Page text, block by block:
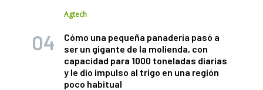
Agtech
Cómo una pequeña panadería pasó a
ser un gigante de la molienda, con
capacidad para 1000 toneladas diarias
y le dio impulso al trigo en una región
poco habitual